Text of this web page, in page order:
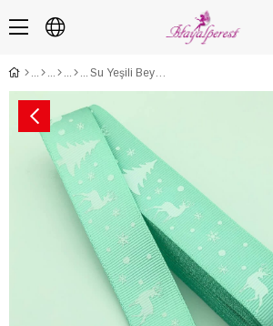
Su Yeşili Beyaz Çam Ağacı Baskılı Yılbaşı Kurdelesi 10 Mt